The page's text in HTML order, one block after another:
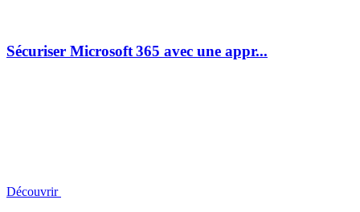
Sécuriser Microsoft 365 avec une appr...
Découvrir